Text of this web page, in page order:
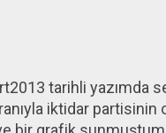
tarihli yazımda
iktidar partisinin